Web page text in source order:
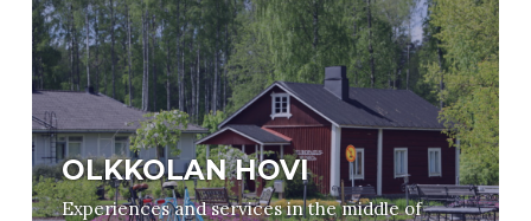
OLKKOLAN HOVI
Experiences and services in the middle of